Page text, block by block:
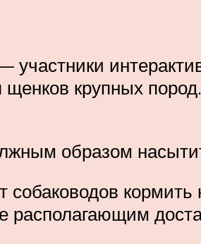
крупных
образом